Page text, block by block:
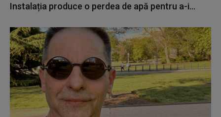
Instalația produce o perdea de apă pentru a-i...